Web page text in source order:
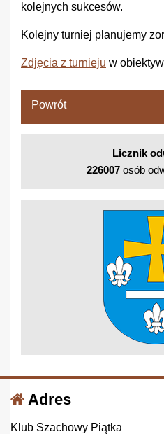
kolejnych sukcesów.
Kolejny turniej planujemy
Zdjęcia z turnieju w
Powrót
Licznik
226007osób
Adres
Klub Szachowy Piątka